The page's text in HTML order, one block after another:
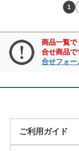
1
商品一覧
合せ商品で
合せフォー
ご利用ガイド